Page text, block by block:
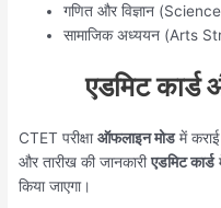
गणित और विज्ञान
सामाजिक अध्ययन (Arts
एडमिट कार्ड
CTET परीक्षाऑफलाइन मोडमें कराई
और तारीख की जानकारीएडमिट कार्ड
किया जाएगा।